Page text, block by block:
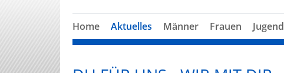
Home Aktuelles Männer Frauen Jugend